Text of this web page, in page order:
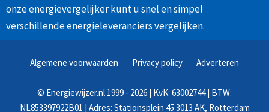
onzeenergievergelijkerkunt u snel en simpel
verschillende energieleveranciers vergelijken.
Algemene voorwaarden Privacy policy Adverteren
© Energiewijzer.nl 1999 - 2026 | KvK: 63002744 | BTW:
NL853397922B01 | Adres: Stationsplein 45 3013 AK, Rotterdam